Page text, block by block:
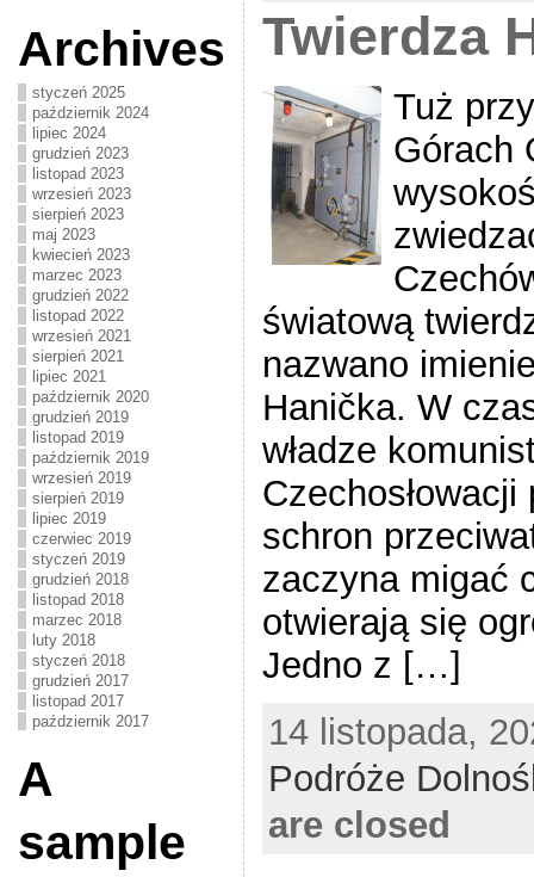
Archives
styczeń 2025
październik 2024
lipiec 2024
grudzień 2023
listopad 2023
wrzesień 2023
sierpień 2023
maj 2023
kwiecień 2023
marzec 2023
grudzień 2022
listopad 2022
wrzesień 2021
sierpień 2021
lipiec 2021
październik 2020
grudzień 2019
listopad 2019
październik 2019
wrzesień 2019
sierpień 2019
lipiec 2019
czerwiec 2019
styczeń 2019
grudzień 2018
listopad 2018
marzec 2018
luty 2018
styczeń 2018
grudzień 2017
listopad 2017
październik 2017
A
sample
Twierdza
Tuż
Górach
światową
nazwano
Hanička. W
władze
Czechosłowacji
schron
zaczyna migać
otwierają się
Jedno z […]
14 listopada,
Podróże
are closed